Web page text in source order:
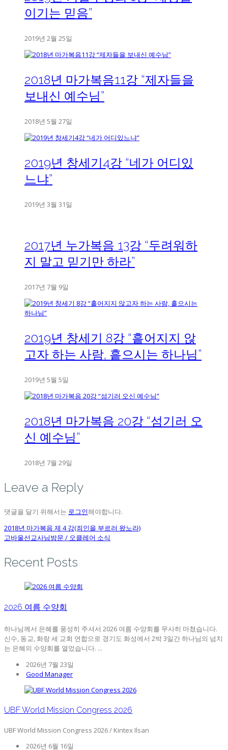
이기는 믿음”
2019년 2월 25일
2018년 마가복음11강 “제자들을
보내신 예수님”
2018년 5월 27일
2019년 창세기4강 “네가 어디있
느냐”
2019년 3월 31일
2017년 누가복음 13강 “두려워하
지 말고 믿기만 하라”
2017년 7월 9일
2019년 창세기 8강 “흩어지지 않
고자 하는 사람, 흩으시는 하나님”
2019년 5월 5일
2018년 마가복음 20강 “섬기러 오
신 예수님”
2018년 7월 29일
Leave a Reply
댓글을 달기 위해서는 로그인해야합니다.
2018년 마가복음 제 4 강(죄인을 부르러 왔노라)
고바울선교사님방문 / 오클레어 소식
Recent Posts
2026 여름 수양회
하나님께서 은혜를 풍성히 주셔서 2026 여름 수양회를 무사히 마쳤습니다.
신수, 동교, 화랑 세 교회 연합으로 경기도 화성에서 2박 3일간 하나님의 넘치
는 은혜의 수양회를 열었습니다. ...
2026년 7월 23일
Good Manager
UBF World Mission Congress 2026
UBF World Mission Congress 2026 / Kintex Ilsan
2026년 6월 16일